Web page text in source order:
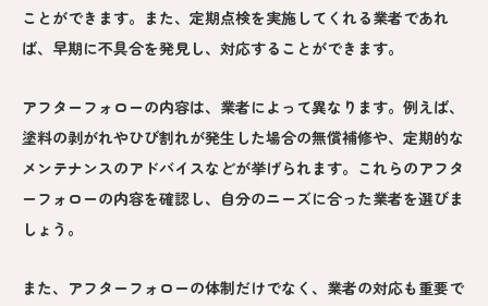
ことができます。また、定期点検を実施してくれる業者であれ
ば、早期に不具合を発見し、対応することができます。
アフターフォローの内容は、業者によって異なります。例えば、
塗料の剥がれやひび割れが発生した場合の無償補修や、定期的な
メンテナンスのアドバイスなどが挙げられます。これらのアフタ
ーフォローの内容を確認し、自分のニーズに合った業者を選びま
しょう。
また、アフターフォローの体制だけでなく、業者の対応も重要で